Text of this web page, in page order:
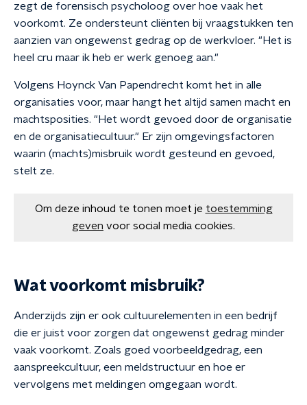
zegt de forensisch psycholoog over hoe vaak het
voorkomt. Ze ondersteunt cliënten bij vraagstukken ten
aanzien van ongewenst gedrag op de werkvloer. "Het is
heel cru maar ik heb er werk genoeg aan."
Volgens Hoynck Van Papendrecht komt het in alle
organisaties voor, maar hangt het altijd samen macht en
machtsposities. "Het wordt gevoed door de organisatie
en de organisatiecultuur." Er zijn omgevingsfactoren
waarin (machts)misbruik wordt gesteund en gevoed,
stelt ze.
Om deze inhoud te tonen moet je toestemming
geven voor social media cookies.
Wat voorkomt misbruik?
Anderzijds zijn er ook cultuurelementen in een bedrijf
die er juist voor zorgen dat ongewenst gedrag minder
vaak voorkomt. Zoals goed voorbeeldgedrag, een
aanspreekcultuur, een meldstructuur en hoe er
vervolgens met meldingen omgegaan wordt.